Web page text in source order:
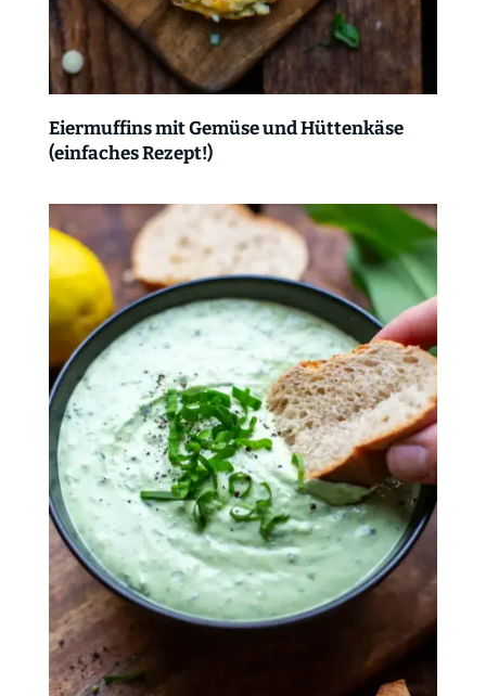
Eiermuffins mit Gemüse und Hüttenkäse
(einfaches Rezept!)